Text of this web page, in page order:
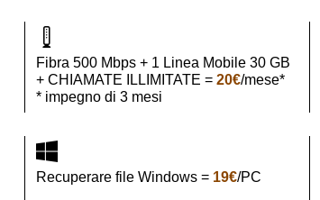
Fibra 500 Mbps + 1 Linea Mobile 30 GB
+ CHIAMATE ILLIMITATE = 20€/mese*
* impegno di 3 mesi
Recuperare file Windows = 19€/PC